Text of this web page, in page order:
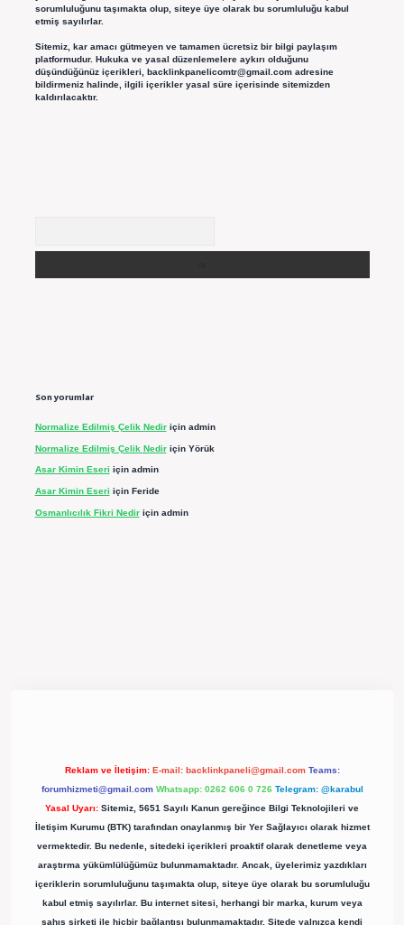
sorumluluğunu taşımakta olup, siteye üye olarak bu sorumluluğu kabul
etmiş sayılırlar.
Sitemiz, kar amacı gütmeyen ve tamamen ücretsiz bir bilgi paylaşım
platformudur. Hukuka ve yasal düzenlemelere aykırı olduğunu
düşündüğünüz içerikleri, backlinkpanelicomtr@gmail.comadresine
bildirmeniz halinde, ilgili içerikler yasal süre içerisinde sitemizden
kaldırılacaktır.
Son yorumlar
Normalize Edilmiş Çelik Nediriçin admin
Normalize Edilmiş Çelik Nediriçin Yörük
Asar Kimin Eseri için admin
Asar Kimin Eseri için Feride
Osmanlıcılık Fikri Nediriçin admin
Reklam ve İletişim: E-mail: backlinkpaneli@gmail.com Teams:
forumhizmeti@gmail.com Whatsapp: 0262 606 0 726 Telegram: @karabul
Yasal Uyarı: Sitemiz, 5651 Sayılı Kanun gereğince Bilgi Teknolojileri ve
İletişim Kurumu (BTK) tarafından onaylanmış bir Yer Sağlayıcı olarak hizmet
vermektedir. Bu nedenle, sitedeki içerikleri proaktif olarak denetleme veya
araştırma yükümlülüğümüz bulunmamaktadır. Ancak, üyelerimiz yazdıkları
içeriklerin sorumluluğunu taşımakta olup, siteye üye olarak bu sorumluluğu
kabul etmiş sayılırlar. Bu internet sitesi, herhangi bir marka, kurum veya
şahıs şirketi ile hiçbir bağlantısı bulunmamaktadır. Sitede yalnızca kendi